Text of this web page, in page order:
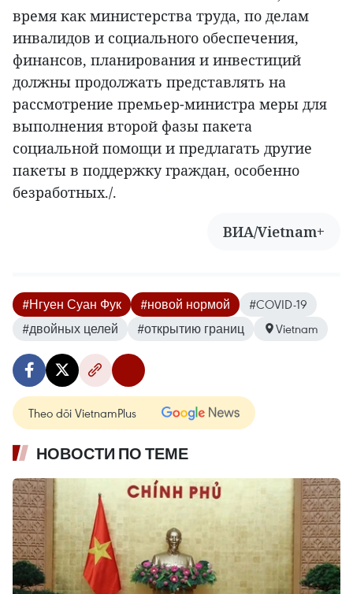
время как министерства труда, по делам
инвалидов и социального обеспечения,
финансов, планирования и инвестиций
должны продолжать представлять на
рассмотрение премьер-министра меры для
выполнения второй фазы пакета
социальной помощи и предлагать другие
пакеты в поддержку граждан, особенно
безработных./.
ВИА/Vietnam+
#Нгуен Суан Фук #новой нормой
#COVID-19
#двойных целей
#открытию границ Vietnam
Theo dõi VietnamPlus
НОВОСТИ ПО ТЕМЕ